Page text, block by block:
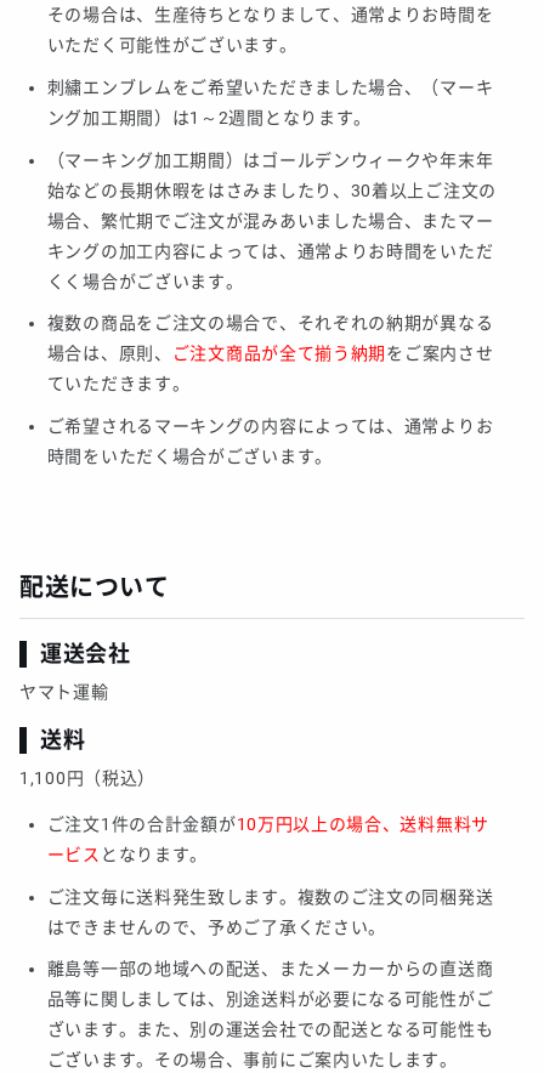
その場合は、生産待ちとなりまして、通常よりお時間を
いただく可能性がございます。
刺繍エンブレムをご希望いただきました場合、（マーキ
ング加工期間）は1～2週間となります。
（マーキング加工期間）はゴールデンウィークや年末年
始などの長期休暇をはさみましたり、30着以上ご注文の
場合、繁忙期でご注文が混みあいました場合、またマー
キングの加工内容によっては、通常よりお時間をいただ
くく場合がございます。
複数の商品をご注文の場合で、それぞれの納期が異なる
場合は、原則、
ご注文商品が全て揃う納期 をご案内させ
ていただきます。
ご希望されるマーキングの内容によっては、通常よりお
時間をいただく場合がございます。
配送について
運送会社
ヤマト運輸
送料
1,100円（税込）
ご注文1件の合計金額が10万円以上の場合、送料無料サ
ービス となります。
ご注文毎に送料発生致します。複数のご注文の同梱発送
はできませんので、予めご了承ください。
離島等一部の地域への配送、またメーカーからの直送商
品等に関しましては、別途送料が必要になる可能性がご
ざいます。また、別の運送会社での配送となる可能性も
ございます。その場合、事前にご案内いたします。